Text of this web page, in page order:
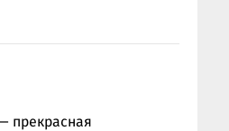
прекрасная